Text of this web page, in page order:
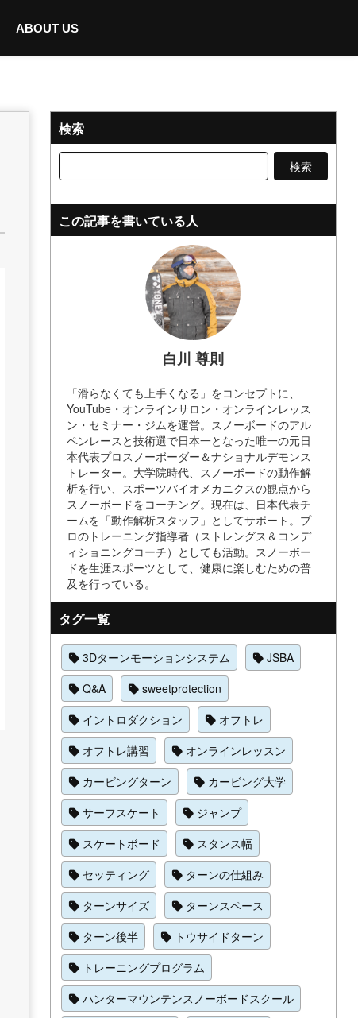
ABOUT US
検索
この記事を書いている人
白川 尊則
「滑らなくても上手くなる」をコンセプトに、
YouTube・オンラインサロン・オンラインレッス
ン・セミナー・ジムを運営。スノーボードのアル
ペンレースと技術選で日本一となった唯一の元日
本代表プロスノーボーダー＆ナショナルデモンス
トレーター。大学院時代、スノーボードの動作解
析を行い、スポーツバイオメカニクスの観点から
スノーボードをコーチング。現在は、日本代表チ
ームを「動作解析スタッフ」としてサポート。プ
ロのトレーニング指導者（ストレングス＆コンデ
ィショニングコーチ）としても活動。スノーボー
ドを生涯スポーツとして、健康に楽しむための普
及を行っている。
タグ一覧
3Dターンモーションシステム
JSBA
Q&A
sweetprotection
イントロダクション
オフトレ
オフトレ講習
オンラインレッスン
カービングターン
カービング大学
サーフスケート
ジャンプ
スケートボード
スタンス幅
セッティング
ターンの仕組み
ターンサイズ
ターンスペース
ターン後半
トウサイドターン
トレーニングプログラム
ハンターマウンテンスノーボードスクール